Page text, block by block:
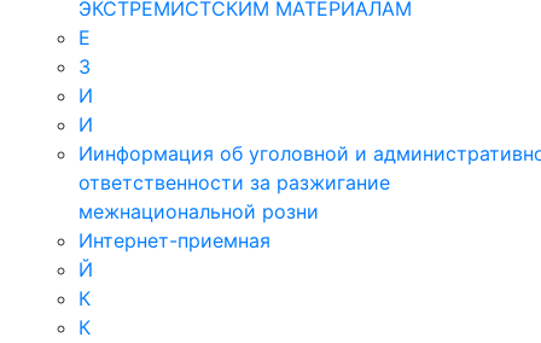
ЭКСТРЕМИСТСКИМ МАТЕРИАЛАМ
Е
З
И
И
Иинформация об уголовной и
ответственности за разжигание
межнациональной розни
Интернет-приемная
Й
К
К